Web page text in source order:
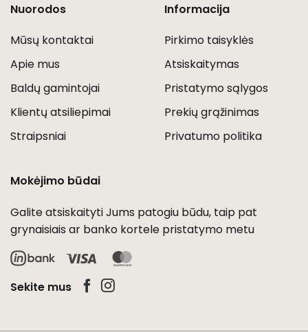
Nuorodos
Mūsų kontaktai
Apie mus
Baldų gamintojai
Klientų atsiliepimai
Straipsniai
Informacija
Pirkimo taisyklės
Atsiskaitymas
Pristatymo sąlygos
Prekių grąžinimas
Privatumo politika
Mokėjimo būdai
Galite atsiskaityti Jums patogiu būdu, taip pat
grynaisiais ar banko kortele pristatymo metu
Visa
Sekite mus